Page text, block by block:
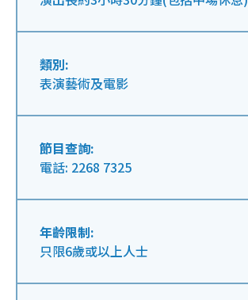
類別:
表演藝術及電影
節目查詢:
電話: 2268 7325
年齡限制:
只限6歲或以上人士